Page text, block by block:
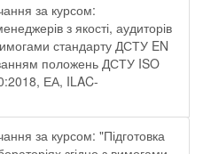
за курсом:
з якості, аудиторів
стандарту ДСТУ EN
положень ДСТУ ISO
ЕА, ILAC-
за курсом: "Підготовка